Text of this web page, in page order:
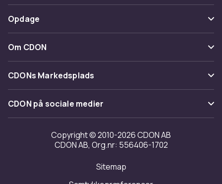
Spor pakke
Fortryd & returner her
Kontakt os
Betaling
Levering
Tilbagekaldelser
Opdage
Kategorier
Maerke
Om CDON
Om os
Kundeanmeldelser
Arbejd på CDON
Investor relations
Tilgængelighed
CDONs Markedsplads
Merchant Help Center
CDON på sociale medier
Copyright © 2010-2026 CDON AB
CDON AB, Org.nr: 556406-1702
Sitemap